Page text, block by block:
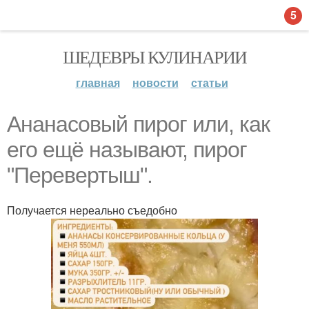
ШЕДЕВРЫ КУЛИНАРИИ
главная новости статьи
Ананасовый пирог или, как
его ещё называют, пирог
"Перевертыш".
Получается нереально съедобно
5